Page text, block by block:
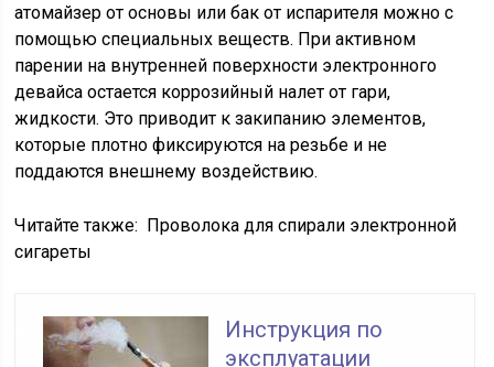
атомайзер от основы или бак от испарителя можно с
помощью специальных веществ. При активном
парении на внутренней поверхности электронного
девайса остается коррозийный налет от гари,
жидкости. Это приводит к закипанию элементов,
которые плотно фиксируются на резьбе и не
поддаются внешнему воздействию.
Читайте также: Проволока для спирали электронной
сигареты
Инструкция по
эксплуатации